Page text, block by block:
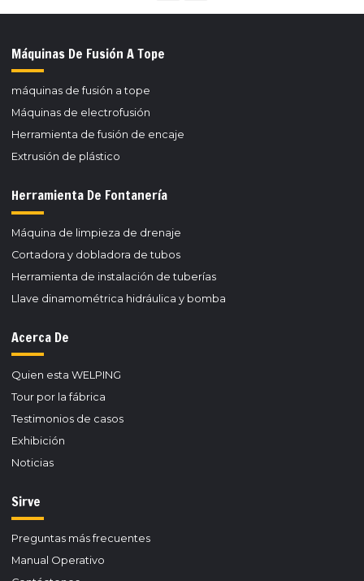
Máquinas De Fusión A Tope
máquinas de fusión a tope
Máquinas de electrofusión
Herramienta de fusión de encaje
Extrusión de plástico
Herramienta De Fontanería
Máquina de limpieza de drenaje
Cortadora y dobladora de tubos
Herramienta de instalación de tuberías
Llave dinamométrica hidráulica y bomba
Acerca De
Quien esta WELPING
Tour por la fábrica
Testimonios de casos
Exhibición
Noticias
Sirve
Preguntas más frecuentes
Manual Operativo